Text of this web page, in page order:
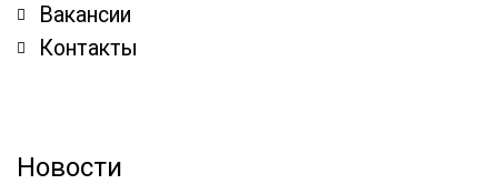
Вакансии
Контакты
Новости